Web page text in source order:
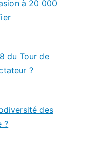
à 20 000
du Tour de
?
des
?